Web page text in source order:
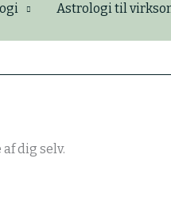
Astrologi til
dig selv.